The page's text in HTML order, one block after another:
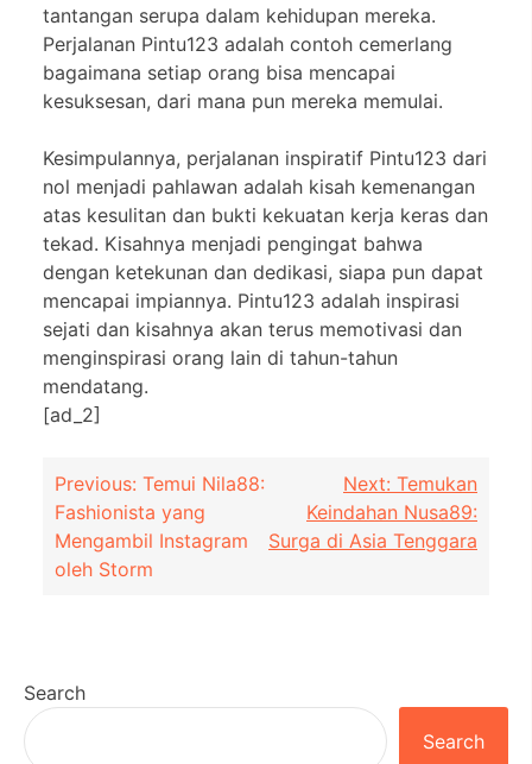
tantangan serupa dalam kehidupan mereka.
Perjalanan Pintu123 adalah contoh cemerlang
bagaimana setiap orang bisa mencapai
kesuksesan, dari mana pun mereka memulai.
Kesimpulannya, perjalanan inspiratif Pintu123 dari
nol menjadi pahlawan adalah kisah kemenangan
atas kesulitan dan bukti kekuatan kerja keras dan
tekad. Kisahnya menjadi pengingat bahwa
dengan ketekunan dan dedikasi, siapa pun dapat
mencapai impiannya. Pintu123 adalah inspirasi
sejati dan kisahnya akan terus memotivasi dan
menginspirasi orang lain di tahun-tahun
mendatang.
[ad_2]
Post
navigation
Previous: Temui Nila88:
Fashionista yang
Mengambil Instagram
oleh Storm
Next: Temukan
Keindahan Nusa89:
Surga di Asia Tenggara
Search
Search